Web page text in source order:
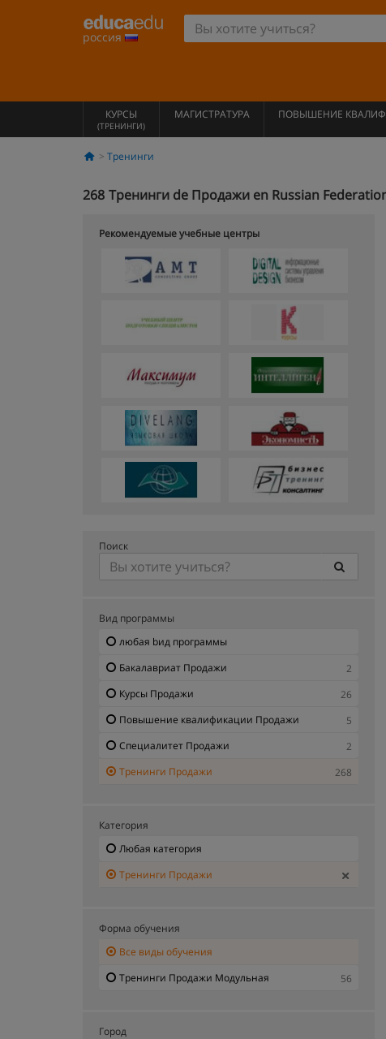
россия
КУРСЫ
(ТРЕНИНГИ)
МАГИСТРАТУРА ПОВЫШЕНИЕ
Тренинги
268 Тренинги de Продажи en Russian
Рекомендуемые учебные центры
Поиск
Вид программы
любая bид программы
Бакалавриат Продажи
2
Курсы Продажи
26
Повышение квалификации Продажи
5
Специалитет Продажи
2
Тренинги Продажи
268
Категория
Любая категория
Тренинги Продажи
Форма обучения
Все виды обучения
Тренинги Продажи Модульная
56
Город